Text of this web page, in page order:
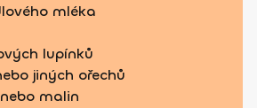
mléka
lupínků
jiných ořechů
malin